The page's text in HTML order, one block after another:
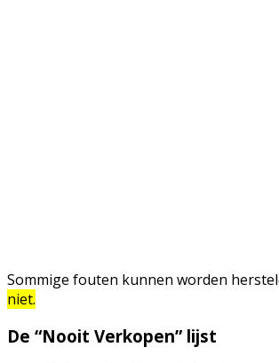
Sommige fouten kunnen worden
niet.
De “Nooit Verkopen” lijst